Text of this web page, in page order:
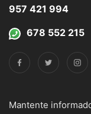
957 421 994
678 552 215
Mantente